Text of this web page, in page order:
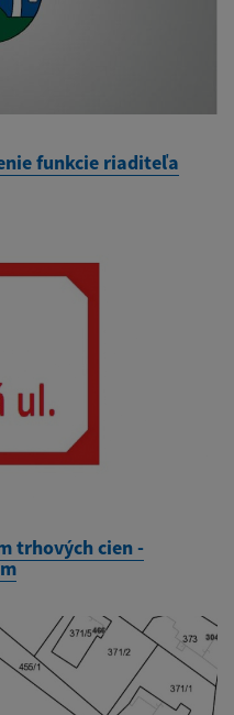
funkcie riaditeľa
trhových cien -